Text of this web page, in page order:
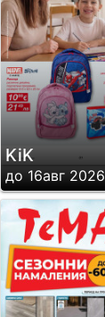
KiK
до 16авг 2026